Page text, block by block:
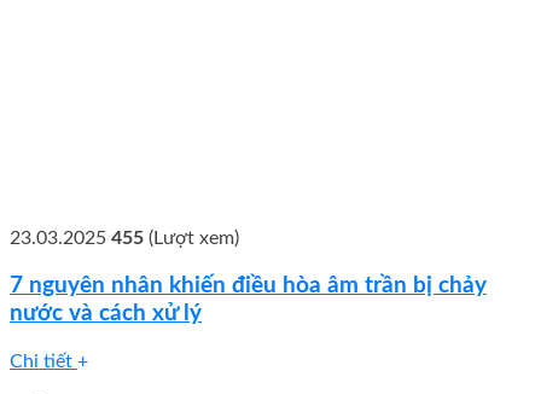
23.03.2025 455 (Lượt xem)
7 nguyên nhân khiến điều hòa âm trần bị chảy
nước và cách xử lý
Chi tiết